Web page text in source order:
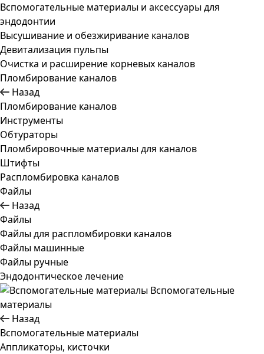
Вспомогательные материалы и аксессуары для
эндодонтии
Высушивание и обезжиривание каналов
Девитализация пульпы
Очистка и расширение корневых каналов
Пломбирование каналов
Назад
Пломбирование каналов
Инструменты
Обтураторы
Пломбировочные материалы для каналов
Штифты
Распломбировка каналов
Файлы
Назад
Файлы
Файлы для распломбировки каналов
Файлы машинные
Файлы ручные
Эндодонтическое лечение
Вспомогательные
материалы
Назад
Вспомогательные материалы
Аппликаторы, кисточки